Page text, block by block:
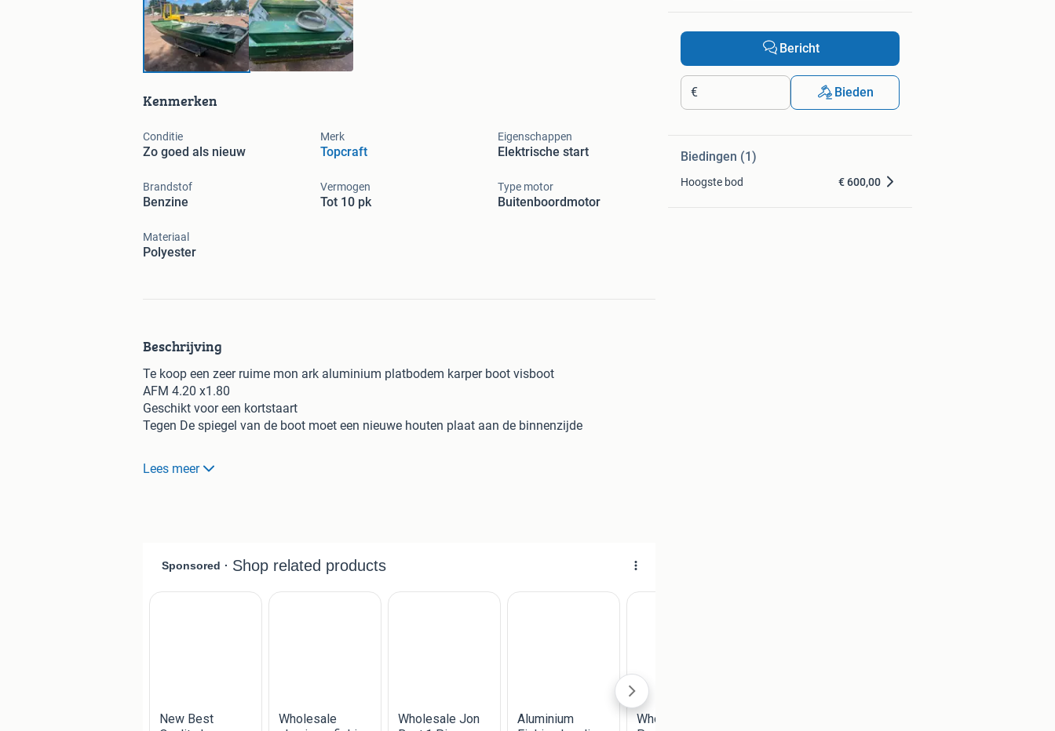
Kenmerken
Conditie
Zo goed als nieuw
Merk
Topcraft
Eigenschappen
Elektrische start
Brandstof
Benzine
Vermogen
Tot 10 pk
Type motor
Buitenboordmotor
Materiaal
Polyester
Beschrijving
Te koop een zeer ruime mon ark aluminium platbodem karper boot visboot
AFM 4.20 x1.80
Geschikt voor een kortstaart
Tegen De spiegel van de boot moet een nieuwe houten plaat aan de binnenzijde
Prijs van €1399.- nu voor maar €999,-zo mee
Watersport Ike geopend op afspraak
Sluisbuurt 43 1911 bc Uitgeest
Lees meer
Bericht
€ Bieden
Biedingen (1)
Hoogste bod € 600,00